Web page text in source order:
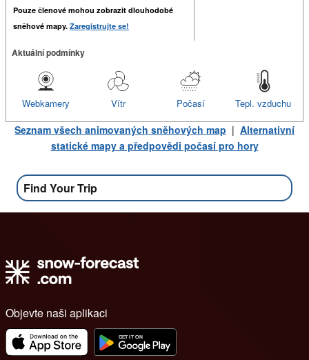
Pouze členové mohou zobrazit dlouhodobé
sněhové mapy. Zaregistrujte se!
Aktuální podmínky
Tepl. vzduchu
Počasí
Vítr
Webkamery
Seznam všech animovaných sněhových map | Alternativní
statické mapy a předpovědi počasí pro hory
Find Your Trip
Objevte naši aplikaci